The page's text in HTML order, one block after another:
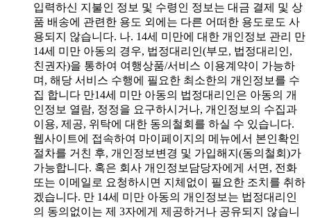
입력하신 지불인 정보 및 수령인 정보는 대금 결제 및 상
품 배송에 관련한 용도 외에는 다른 어떠한 용도로도 사
용되지 않습니다. 나. 14세 미만에 대한 개인정보 관리 만
14세 미만 아동의 경우, 법정대리인(부모, 법정대리인,
친권자)을 통하여 여행상품/서비스 이용계약이 가능하
며, 해당 서비스 수행에 필요한 최소한의 개인정보를 수
집 합니다 만14세 미만 아동의 법정대리인은 아동의 개
인정보 열람, 정정을 요구하시거나, 개인정보의 수집과
이용, 제공, 위탁에 대한 동의철회를 하실 수 있습니다.
웹사이트에 접속하여 마이페이지의 메뉴에서 본인확인
절차를 거친 후, 개인정보변경 및 가입해지(동의철회)가
가능합니다. 혹은 회사 개인정보담당자에게 서면, 전화
또는 이메일로 요청하시면 지체없이 필요한 조치를 취하
겠습니다. 만 14세 미만 아동의 개인정보는 법정대리인
의 동의없이는 제 3자에게 제공하거나 공유되지 않습니